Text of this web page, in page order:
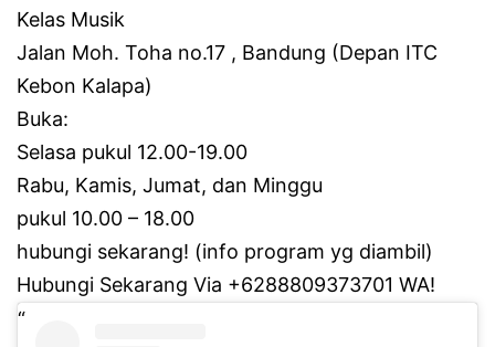
Kelas Musik
Jalan Moh. Toha no.17 , Bandung (Depan ITC
Kebon Kalapa)
Buka:
Selasa pukul 12.00-19.00
Rabu, Kamis, Jumat, dan Minggu
pukul 10.00 – 18.00
hubungi sekarang! (info program yg diambil)
Hubungi Sekarang Via +6288809373701 WA!